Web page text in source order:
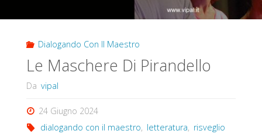
Dialogando Con Il Maestro
Le Maschere Di Pirandello
Da vipal
24 Giugno 2024
dialogando con il maestro, letteratura, risveglio